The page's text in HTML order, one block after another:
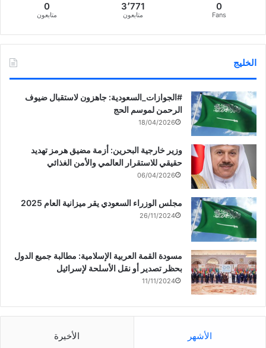
0
Fans
3٬771
متابعون
0
متابعون
الخليج
‏‎#الجوازات_السعودية: جاهزون لاستقبال ضيوف
الرحمن لموسم الحج
18/04/2026
وزير خارجية البحرين: أزمة مضيق هرمز تهديد
حقيقي للاستقرار العالمي والأمن الغذائي
06/04/2026
مجلس الوزراء السعودي يقر ميزانية العام 2025
26/11/2024
مسودة القمة العربية الإسلامية: مطالبة جميع الدول
بحظر تصدير أو نقل الأسلحة لإسرائيل
11/11/2024
الأشهر الأخيرة